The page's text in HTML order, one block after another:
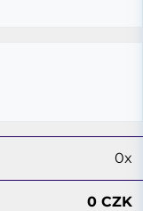
0x
0 CZK